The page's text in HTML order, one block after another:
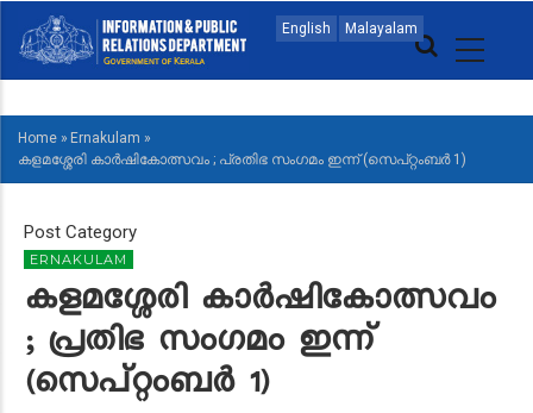
main
English Malayalam
MAIN
NAVIGATION
MALAYALAM
BREADCRUMB
Home » Ernakulam »
കളമശ്ശേരി കാർഷികോത്സവം ; പ്രതിഭ സംഗമം ഇന്ന് (സെപ്റ്റംബർ 1)
Post Category
ERNAKULAM
കളമശ്ശേരി കാർഷികോത്സവം
; പ്രതിഭ സംഗമം ഇന്ന്
(സെപ്റ്റംബർ 1)